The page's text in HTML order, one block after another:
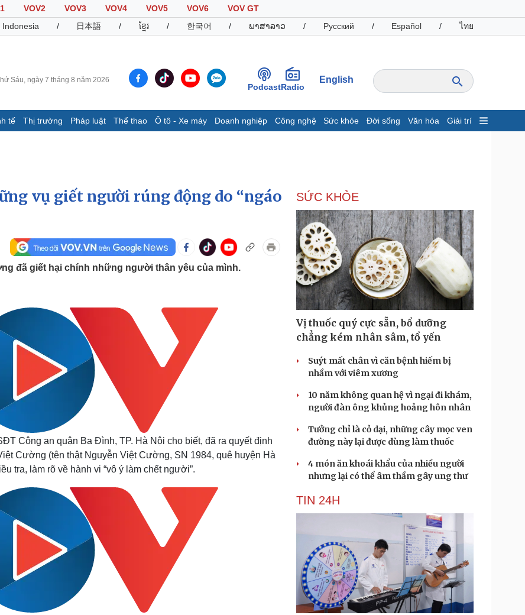
VOV2 VOV3 VOV4 VOV5 VOV6
VOV GT
Indonesia / 日本語 / ខ្មែរ / 한국어 / ພາສາລາວ / Русский / Español / ไทย
Sáu, ngày 7 tháng 8 năm 2026
PodcastRadio
English
tế Thị trường Pháp luật Thể thao Ô tô - Xe máy Doanh nghiệp Công nghệ Sức khỏe Đời sống Văn hóa Giải trí
Infographic
Giá cà phê
Thể thao
Bóng đá
Lịch thi đấu bóng đá
Hậu trường
Ô tô - Xe máy
Ô tô
Xe máy
Doanh nghiệp
Thông tin doanh nghiệp
Doanh nghiệp 24h
Doanh nhân
Vì cộng đồng
Công nghệ
Sành điệu
Tin Công nghệ
Trải nghiệm
Chuyển đổi số
Sân khấu - Điện ảnh
Văn học
Di sản
Giải trí
Nghệ sĩ
Thời trang
Sao Việt
Podcast
Câu chuyện thời sự
Đọc truyện đêm khuya
Cửa sổ tình yêu
Hạt giống tâm hồn
vụ giết người rúng động do “ngáo
đã giết hại chính những người thân yêu của mình.
Công an quận Ba Đình, TP. Hà Nội cho biết, đã ra quyết định
Cường (tên thật Nguyễn Việt Cường, SN 1984, quê huyện Hà
tra, làm rõ về hành vi “vô ý làm chết người”.
SỨC KHỎE
Vị thuốc quý cực sẵn, bổ dưỡng
chẳng kém nhân sâm, tổ yến
Suýt mất chân vì căn bệnh hiếm bị
nhầm với viêm xương
10 năm không quan hệ vì ngại đi khám,
người đàn ông khủng hoảng hôn nhân
Tưởng chỉ là cỏ dại, những cây mọc ven
đường này lại được dùng làm thuốc
4 món ăn khoái khẩu của nhiều người
nhưng lại có thể âm thầm gây ung thư
TIN 24H